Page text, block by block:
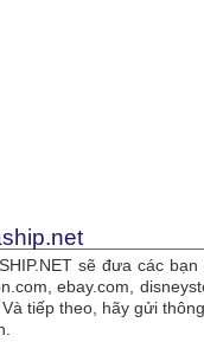
sẽ đưa các
ebay.com,
tiếp theo, hãy gửi